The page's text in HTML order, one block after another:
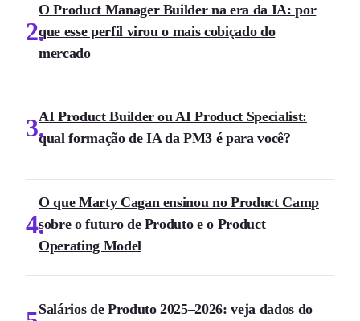
2
O Product Manager Builder na era da IA: por
que esse perfil virou o mais cobiçado do
mercado
3AI Product Builder ou AI Product Specialist:
qual formação de IA da PM3 é para você?
4
O que Marty Cagan ensinou no Product Camp
sobre o futuro de Produto e o Product
Operating Model
Salários de Produto 2025–2026: veja dados do